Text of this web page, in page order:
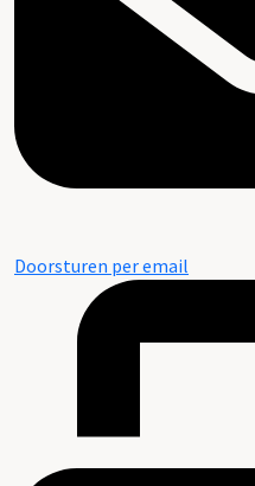
Doorsturen per email